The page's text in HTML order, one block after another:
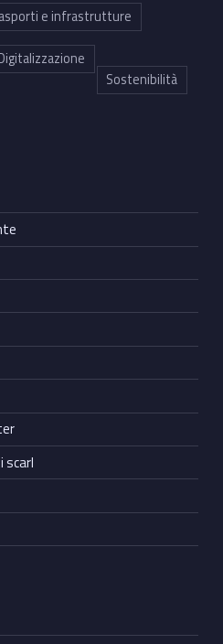
e infrastrutture
Sostenibilità
scarl